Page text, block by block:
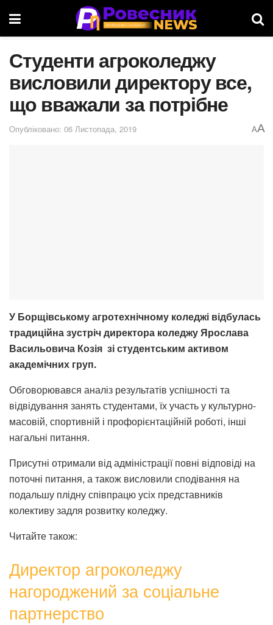
Студенти агроколеджу
висловили директору все,
що вважали за потрібне
Опубліковано: 06 Листопада, 2019 AA
У Борщівському агротехнічному коледжі відбулась
традиційна зустріч директора коледжу Ярослава
Васильовича Козія зі студентським активом
академічних груп.
Обговорювався аналіз результатів успішності та
відвідування занять студентами, їх участь у культурно-
масовій, спортивній і профорієнтаційній роботі, інші
нагальні питання.
Присутні отримали від адміністрації повні відповіді на
поточні питання, а також висловили сподівання на
подальшу плідну співпрацю усіх представників
колективу задля розвитку коледжу.
Читайте також:
Директор агроколеджу
нагороджений за соціальне
партнерство